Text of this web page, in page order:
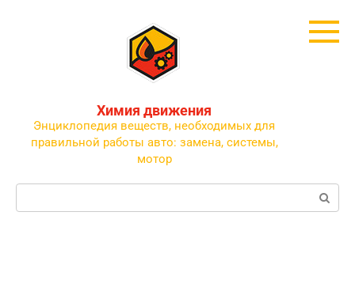
Химия движения
Энциклопедия веществ, необходимых для
правильной работы авто: замена, системы,
мотор
Поиск: